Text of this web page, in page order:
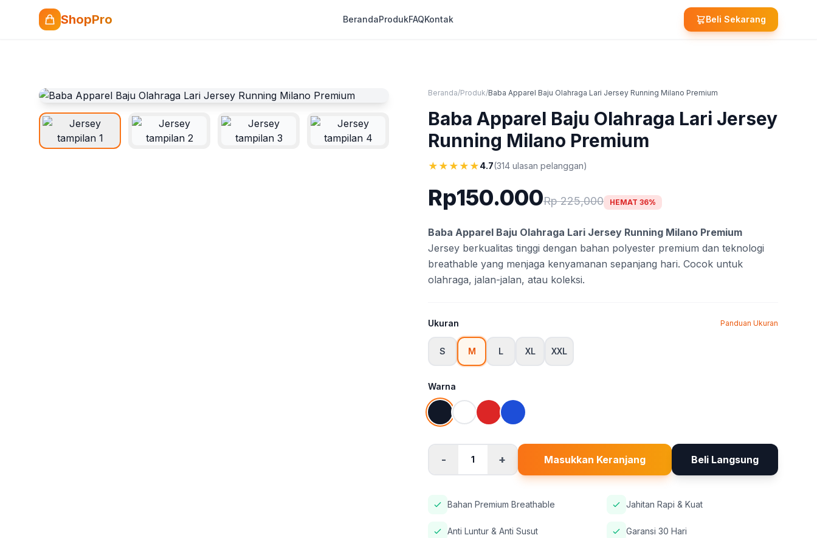
ShopPro BerandaProdukFAQKontak Beli Sekarang
Beranda/Produk/Baba Apparel Baju Olahraga Lari Jersey Running Milano Premium
Baba Apparel Baju Olahraga Lari Jersey
Running Milano Premium
★ ★ ★ ★ ★4.7(314 ulasan pelanggan)
Rp150.000Rp 225,000 HEMAT 36%
Baba Apparel Baju Olahraga Lari Jersey Running Milano Premium
Jersey berkualitas tinggi dengan bahan polyester premium dan teknologi
breathable yang menjaga kenyamanan sepanjang hari. Cocok untuk
olahraga, jalan-jalan, atau koleksi.
Ukuran Panduan Ukuran
S M L XL XXL
Warna
- 1 + Masukkan Keranjang Beli Langsung
Bahan Premium Breathable Jahitan Rapi & Kuat
Anti Luntur & Anti Susut Garansi 30 Hari